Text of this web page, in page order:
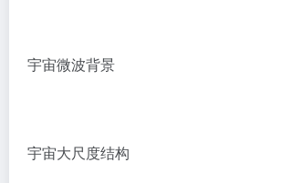
宇宙微波背景
宇宙大尺度结构